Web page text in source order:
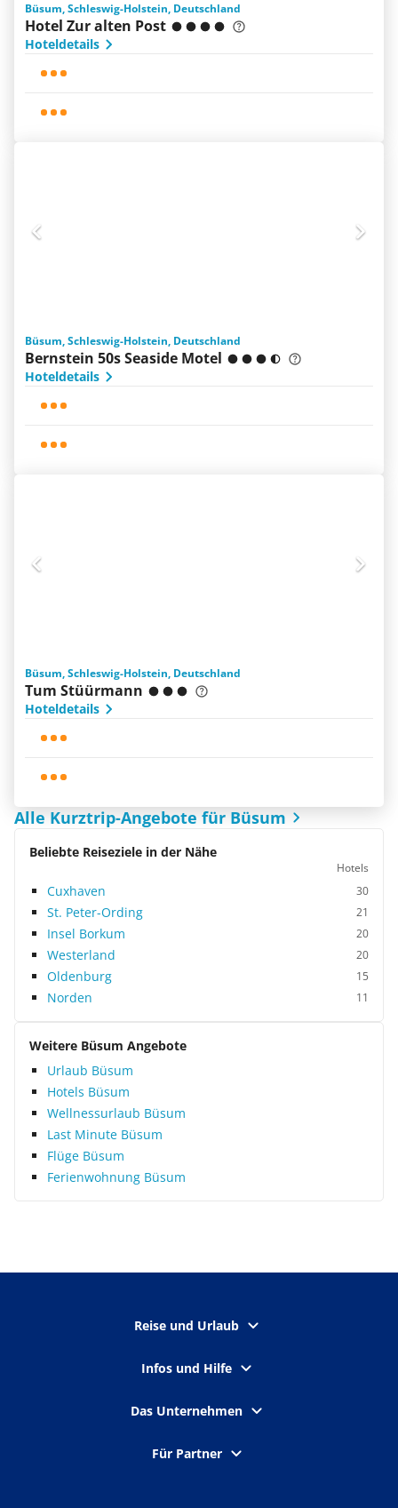
Büsum, Schleswig-Holstein, Deutschland
Hotel Zur alten Post
Hoteldetails
Büsum, Schleswig-Holstein, Deutschland
Bernstein 50s Seaside Motel
Hoteldetails
Büsum, Schleswig-Holstein, Deutschland
Tum Stüürmann
Hoteldetails
Alle Kurztrip-Angebote für Büsum
Beliebte Reiseziele in der Nähe
Hotels
Cuxhaven 30
St. Peter-Ording 21
Insel Borkum 20
Westerland 20
Oldenburg 15
Norden 11
Weitere Büsum Angebote
Urlaub Büsum
Hotels Büsum
Wellnessurlaub Büsum
Last Minute Büsum
Flüge Büsum
Ferienwohnung Büsum
Reise und Urlaub
Infos und Hilfe
Das Unternehmen
Für Partner